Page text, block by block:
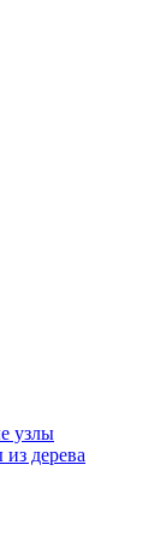
узлы
дерева